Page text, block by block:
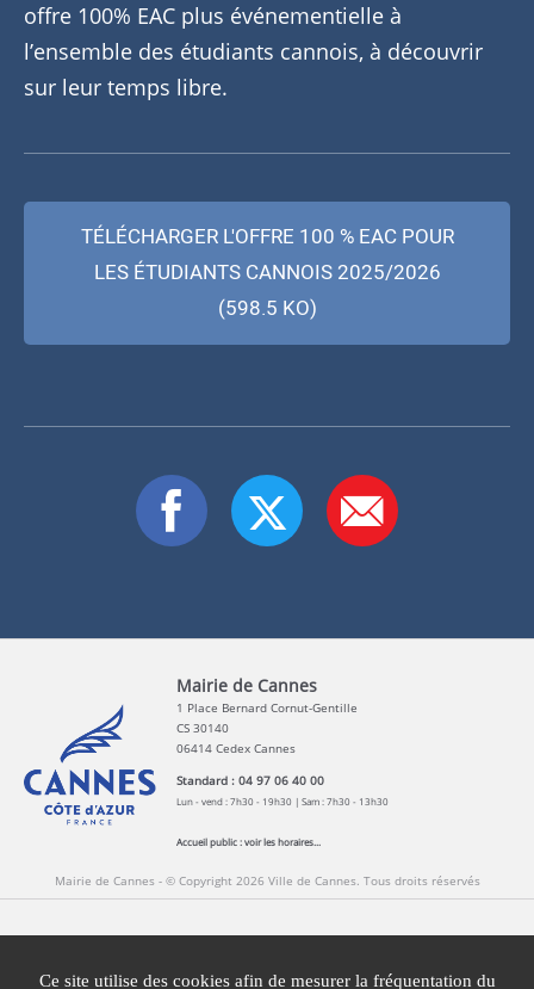
offre 100% EAC plus événementielle à
l’ensemble des étudiants cannois, à découvrir
sur leur temps libre.
TÉLÉCHARGER L'OFFRE 100 % EAC POUR
LES ÉTUDIANTS CANNOIS 2025/2026
(598.5 KO)
Mairie de Cannes
1 Place Bernard Cornut-Gentille
CS 30140
06414 Cedex Cannes
Standard : 04 97 06 40 00
Lun - vend : 7h30 - 19h30 | Sam : 7h30 - 13h30
Accueil public :voir les horaires...
Mairie de Cannes - © Copyright 2026 Ville de Cannes. Tous droits réservés
Ce site utilise des cookies afin de mesurer la fréquentation du